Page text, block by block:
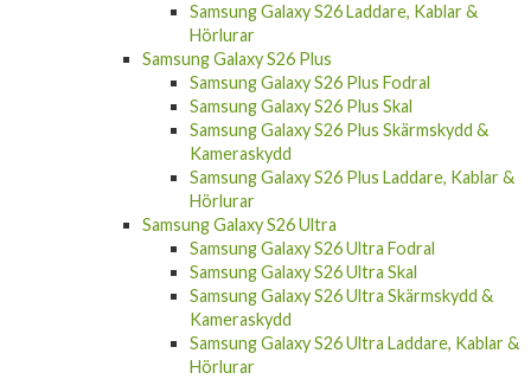
Samsung Galaxy S26 Laddare, Kablar &
Hörlurar
Samsung Galaxy S26 Plus
Samsung Galaxy S26 Plus Fodral
Samsung Galaxy S26 Plus Skal
Samsung Galaxy S26 Plus Skärmskydd &
Kameraskydd
Samsung Galaxy S26 Plus Laddare, Kablar &
Hörlurar
Samsung Galaxy S26 Ultra
Samsung Galaxy S26 Ultra Fodral
Samsung Galaxy S26 Ultra Skal
Samsung Galaxy S26 Ultra Skärmskydd &
Kameraskydd
Samsung Galaxy S26 Ultra Laddare, Kablar &
Hörlurar